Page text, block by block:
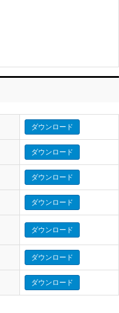
ダウンロード
ダウンロード
ダウンロード
ダウンロード
ダウンロード
ダウンロード
ダウンロード